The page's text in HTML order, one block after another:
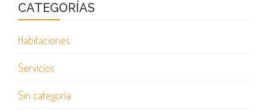
CATEGORÍAS
Habitaciones
Servicios
Sin categoría